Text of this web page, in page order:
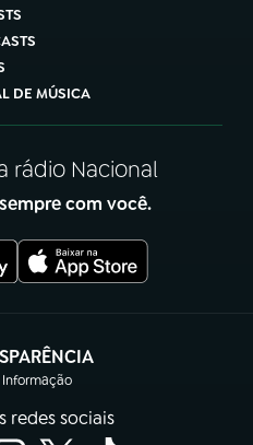
DE MÚSICA
rádio Nacional
com você.
Informação
(abre em nova aba)
redes sociais